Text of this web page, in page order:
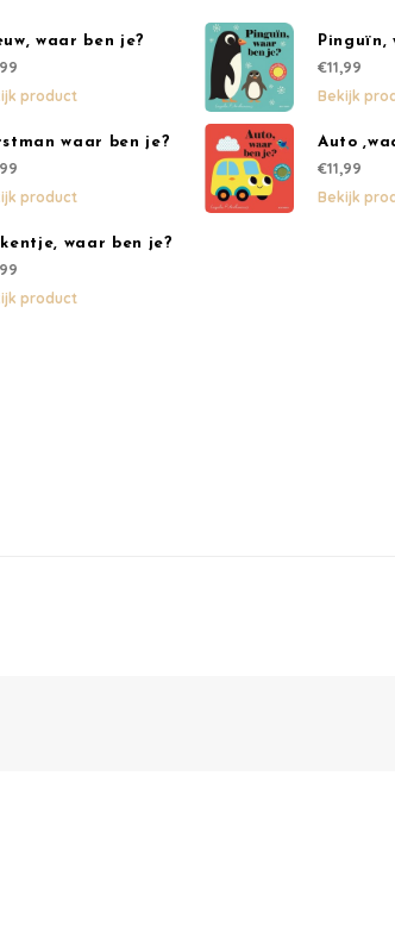
op je
bestelling vanaf
updates, nieuws en aanbiedingen via email
waar ben je?
product
Pinguïn,
€11,99
Bekijk
waar ben je?
product
Auto
€11,99
Bekijk
waar ben je?
product